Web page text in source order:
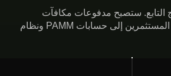
التابع. ستصبح مدفوعات مكافآت
الشركاء متاحة لجذب المستثمرين إلى حسابات PAMM ونظام